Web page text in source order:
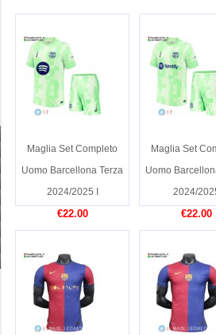
Maglia Set Completo
Uomo Barcellona Terza
2024/2025 I
€22.00
Maglia Set
Uomo
2024/
€22.00